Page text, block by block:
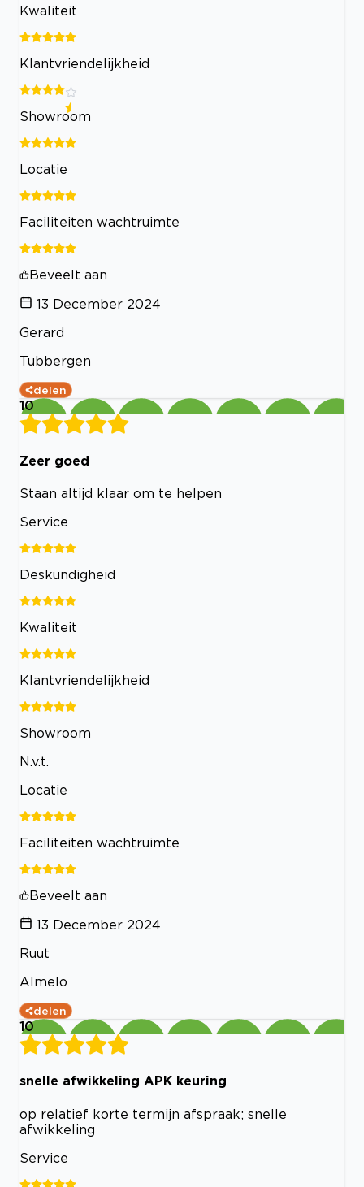
Kwaliteit
Klantvriendelijkheid
Showroom
Locatie
Faciliteiten wachtruimte
Beveelt aan
13 December 2024
Gerard
Tubbergen
delen
10
Zeer goed
Staan altijd klaar om te helpen
Service
Deskundigheid
Kwaliteit
Klantvriendelijkheid
Showroom
N.v.t.
Locatie
Faciliteiten wachtruimte
Beveelt aan
13 December 2024
Ruut
Almelo
delen
10
snelle afwikkeling APK keuring
op relatief korte termijn afspraak; snelle
afwikkeling
Service